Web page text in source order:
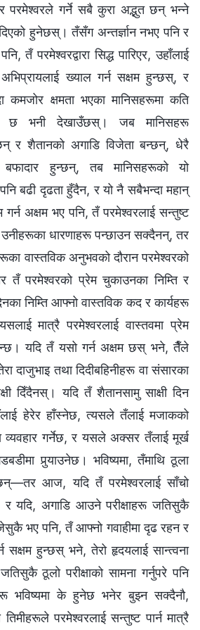
परमेश्‍वरले गर्ने सबै कुरा अद्भुत छन् भन्‍ने
हुनेछस्। तँसँग अन्तर्ज्ञान नभए पनि र
तँ परमेश्‍वरद्वारा सिद्ध पारिएर, उहाँलाई
ख्याल गर्न सक्षम हुन्छस्, र
कमजोर क्षमता भएका मानिसहरूमा कति
छ भनी देखाउँछस्। जब मानिसहरू
र शैतानको अगाडि विजेता बन्छन्, धेरै
बफादार हुन्छन्, तब मानिसहरूको यो
बढी दृढता हुँदैन, र यो नै सबैभन्दा महान्
गर्न अक्षम भए पनि, तँ परमेश्‍वरलाई सन्तुष्ट
धारणाहरू पन्छाउन सक्दैनन्, तर
वास्तविक अनुभवको दौरान परमेश्‍वरको
तँ परमेश्‍वरको प्रेम चुकाउनका निम्ति र
निम्ति आफ्नो वास्तविक कद र कार्यहरू
मात्रै परमेश्‍वरलाई वास्तवमा प्रेम
यदि तँ यसो गर्न अक्षम छस् भने, तैँले
दाजुभाइ तथा दिदीबहिनीहरू वा संसारका
दिँदैनस्। यदि तँ शैतानसामु साक्षी दिन
हेरेर हाँस्नेछ, त्यसले तँलाई मजाकको
व्यवहार गर्नेछ, र यसले अक्सर तँलाई मूर्ख
पुर्‍याउनेछ। भविष्यमा, तँमाथि ठूला
आज, यदि तँ परमेश्‍वरलाई साँचो
यदि, अगाडि आउने परीक्षाहरू जतिसुकै
भए पनि, तँ आफ्नो गवाहीमा दृढ रहन र
सक्षम हुन्छस् भने, तेरो हृदयलाई सान्त्वना
ठूलो परीक्षाको सामना गर्नुपरे पनि
भविष्यमा के हुनेछ भनेर बुझ्न सक्दैनौ,
परमेश्‍वरलाई सन्तुष्ट पार्न मात्रै